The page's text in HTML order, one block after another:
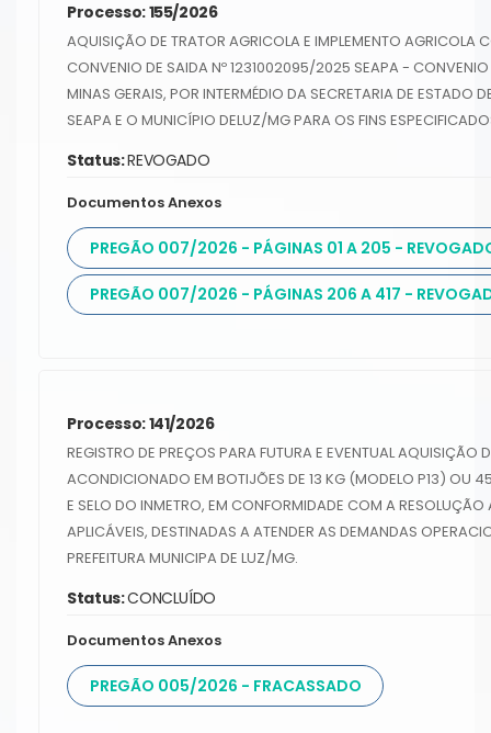
Processo: 155/2026
AQUISIÇÃO DE TRATOR AGRICOLA E IMPLEMENTO AGRICOLA
CONVENIO DE SAIDA Nº 1231002095/2025 SEAPA - CONVENIO
MINAS GERAIS, POR INTERMÉDIO DA SECRETARIA DE ESTADO
SEAPA E O MUNICÍPIO DELUZ/MG PARA OS FINS
Status:REVOGADO
Documentos Anexos
PREGÃO 007/2026 - PÁGINAS 01 A 205 -
PREGÃO 007/2026 - PÁGINAS 206 A 417 -
Processo: 141/2026
REGISTRO DE PREÇOS PARA FUTURA E EVENTUAL AQUISIÇÃO
ACONDICIONADO EM BOTIJÕES DE 13 KG (MODELO P13) OU
E SELO DO INMETRO, EM CONFORMIDADE COM A
APLICÁVEIS, DESTINADAS A ATENDER AS DEMANDAS
PREFEITURA MUNICIPA DE LUZ/MG.
Status:CONCLUÍDO
Documentos Anexos
PREGÃO 005/2026 - FRACASSADO